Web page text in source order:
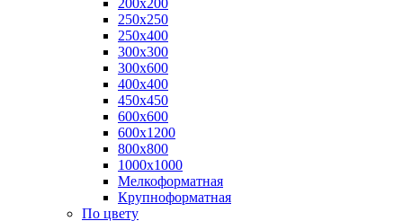
200х200
250х250
250х400
300х300
300х600
400х400
450х450
600х600
600х1200
800х800
1000х1000
Мелкоформатная
Крупноформатная
По цвету